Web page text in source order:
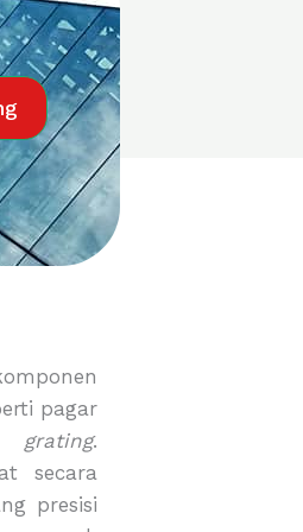
pagar
grating.
secara
presisi